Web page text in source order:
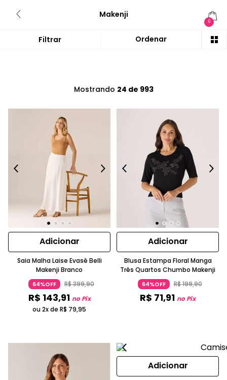
Makenji
0
Mostrando 24 de 993
Adicionar
Saia Malha Laise Evasê Belli
Makenji Branco
64%OFF R$399,90
R$ 143,91 no Pix
ou 2x de R$ 79,95
Adicionar
Blusa Estampa Floral Manga
Três Quartos Chumbo Makenji
64%OFF R$199,90
R$ 71,91 no Pix
Adicionar